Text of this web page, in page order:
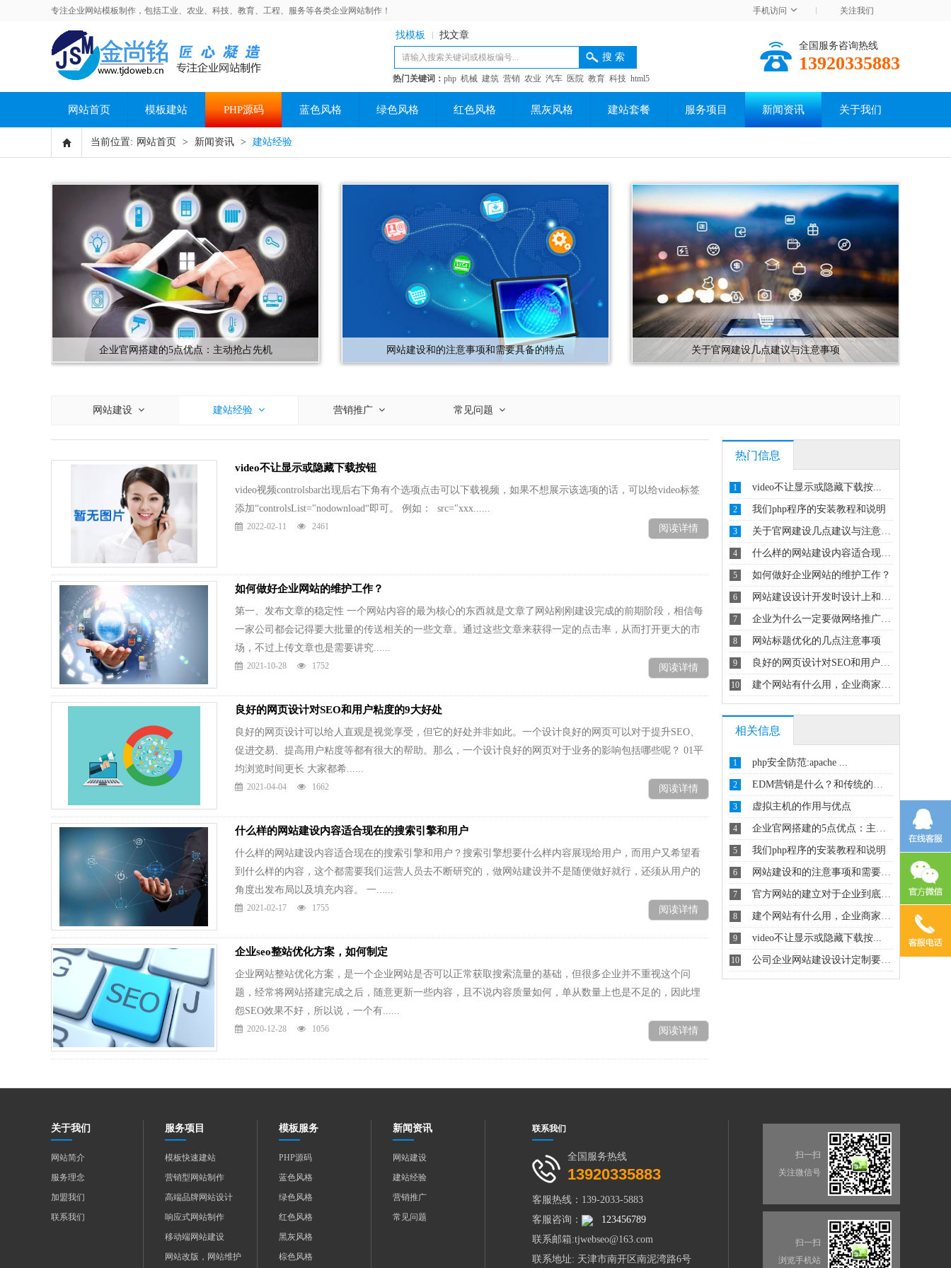
专注企业网站模板制作，包括工业、农业、科技、教育、工程、服务等各类企业网站制作！ 手机访问 关注我们
找模板 找文章
热门关键词： php 机械 建筑 营销 农业 汽车 医院 教育 科技 html5
全国服务咨询热线
13920335883
网站首页 模板建站 PHP源码 蓝色风格 绿色风格 红色风格 黑灰风格 建站套餐 服务项目 新闻资讯 关于我们
当前位置: 网站首页 > 新闻资讯 > 建站经验
企业官网搭建的5点优点：主动抢占先机 网站建设和的注意事项和需要具备的特点 关于官网建设几点建议与注意事项
网站建设 建站经验 营销推广 常见问题
video不让显示或隐藏下载按钮
video视频controlsbar出现后右下角有个选项点击可以下载视频，如果不想展示该选项的话，可以给video标签
添加“controlsList="nodownload“即可。 例如： src="xxx......
2022-02-11 2461 阅读详情
如何做好企业网站的维护工作？
第一、发布文章的稳定性 一个网站内容的最为核心的东西就是文章了网站刚刚建设完成的前期阶段，相信每
一家公司都会记得要大批量的传送相关的一些文章。通过这些文章来获得一定的点击率，从而打开更大的市
场，不过上传文章也是需要讲究......
2021-10-28 1752 阅读详情
良好的网页设计对SEO和用户粘度的9大好处
良好的网页设计可以给人直观是视觉享受，但它的好处并非如此。一个设计良好的网页可以对于提升SEO、
促进交易、提高用户粘度等都有很大的帮助。那么，一个设计良好的网页对于业务的影响包括哪些呢？ 01平
均浏览时间更长 大家都希......
2021-04-04 1662 阅读详情
什么样的网站建设内容适合现在的搜索引擎和用户
什么样的网站建设内容适合现在的搜索引擎和用户？搜索引擎想要什么样内容展现给用户，而用户又希望看
到什么样的内容，这个都需要我们运营人员去不断研究的，做网站建设并不是随便做好就行，还须从用户的
角度出发布局以及填充内容。 一......
2021-02-17 1755 阅读详情
企业seo整站优化方案，如何制定
企业网站整站优化方案，是一个企业网站是否可以正常获取搜索流量的基础，但很多企业并不重视这个问
题，经常将网站搭建完成之后，随意更新一些内容，且不说内容质量如何，单从数量上也是不足的，因此埋
怨SEO效果不好，所以说，一个有......
2020-12-28 1056 阅读详情
热门信息
1 video不让显示或隐藏下载按...
2 我们php程序的安装教程和说明
3 关于官网建设几点建议与注意事项
4 什么样的网站建设内容适合现在的...
5 如何做好企业网站的维护工作？
6 网站建设设计开发时设计上和排版...
7 企业为什么一定要做网络推广？能...
8 网站标题优化的几点注意事项
9 良好的网页设计对SEO和用户粘...
10 建个网站有什么用，企业商家建站...
相关信息
1 php安全防范:apache ...
2 EDM营销是什么？和传统的邮件...
3 虚拟主机的作用与优点
4 企业官网搭建的5点优点：主动抢...
5 我们php程序的安装教程和说明
6 网站建设和的注意事项和需要具备...
7 官方网站的建立对于企业到底有什...
8 建个网站有什么用，企业商家建站...
9 video不让显示或隐藏下载按...
10 公司企业网站建设设计定制要注意...
关于我们
网站简介
服务理念
加盟我们
联系我们
服务项目
模板快速建站
营销型网站制作
高端品牌网站设计
响应式网站制作
移动端网站建设
网站改版，网站维护
模板服务
PHP源码
蓝色风格
绿色风格
红色风格
黑灰风格
棕色风格
新闻资讯
网站建设
建站经验
营销推广
常见问题
联系我们
全国服务热线
13920335883
客服热线：139-2033-5883
客服咨询：
123456789
联系邮箱:tjwebseo@163.com
联系地址: 天津市南开区南泥湾路6号
扫一扫
关注微信号
扫一扫
浏览手机站